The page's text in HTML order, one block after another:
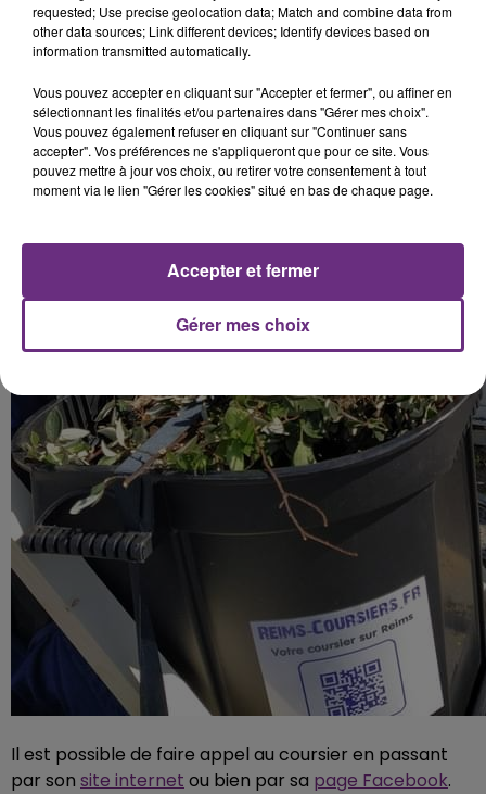
Il est possible de faire appel au coursier en passant
par son site internet ou bien par sa page Facebook.
requested; Use precise geolocation data; Match and combine data from
other data sources; Link different devices; Identify devices based on
information transmitted automatically.
Vous pouvez accepter en cliquant sur "Accepter et fermer", ou affiner en
sélectionnant les finalités et/ou partenaires dans "Gérer mes choix".
Vous pouvez également refuser en cliquant sur "Continuer sans
accepter". Vos préférences ne s'appliqueront que pour ce site. Vous
pouvez mettre à jour vos choix, ou retirer votre consentement à tout
moment via le lien "Gérer les cookies" situé en bas de chaque page.
Gérer mes choix
Accepter et fermer